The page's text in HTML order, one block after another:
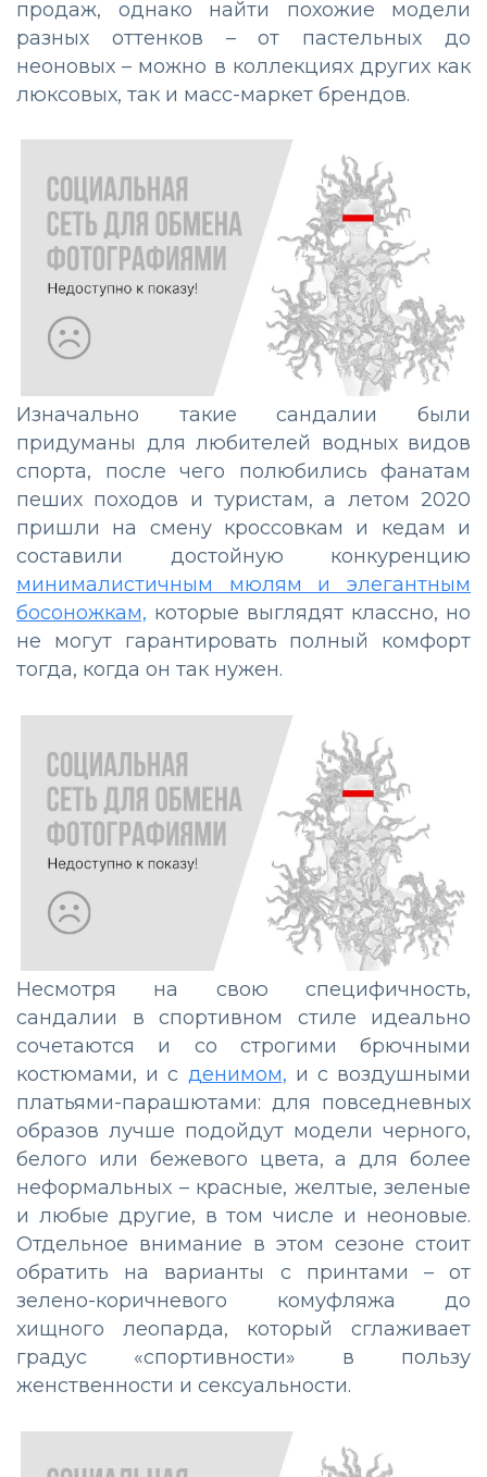
продаж, однако найти похожие модели
разных оттенков – от пастельных до
неоновых – можно в коллекциях других как
люксовых, так и масс-маркет брендов.
Изначально такие сандалии были
придуманы для любителей водных видов
спорта, после чего полюбились фанатам
пеших походов и туристам, а летом 2020
пришли на смену кроссовкам и кедам и
составили достойную конкуренцию
минималистичным мюлям и элегантным
босоножкам, которые выглядят классно, но
не могут гарантировать полный комфорт
тогда, когда он так нужен.
Несмотря на свою специфичность,
сандалии в спортивном стиле идеально
сочетаются и со строгими брючными
костюмами, и с денимом, и с воздушными
платьями-парашютами: для повседневных
образов лучше подойдут модели черного,
белого или бежевого цвета, а для более
неформальных – красные, желтые, зеленые
и любые другие, в том числе и неоновые.
Отдельное внимание в этом сезоне стоит
обратить на варианты с принтами – от
зелено-коричневого комуфляжа до
хищного леопарда, который сглаживает
градус «спортивности» в пользу
женственности и сексуальности.